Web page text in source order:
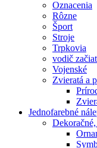
Oznacenia
Rôzne
Šport
Stroje
Trpkovia
vodič
Vojenské
Zvieratá a
Jednofarebné